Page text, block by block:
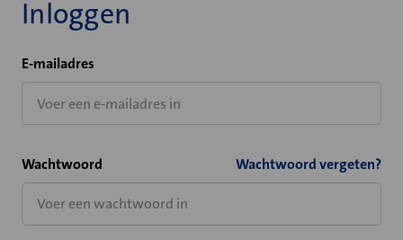
Inloggen
E-mailadres
Wachtwoord Wachtwoord vergeten?